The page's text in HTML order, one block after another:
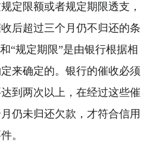
定限额或者规定期限透支，
后超过三个月仍不归还的条
“规定期限”是由银行根据相
来确定的。银行的催收必须
到两次以上，在经过这些催
仍未归还欠款，才符合信用
。